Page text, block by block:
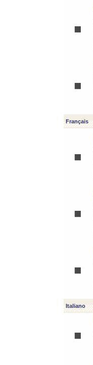
Français
Italiano